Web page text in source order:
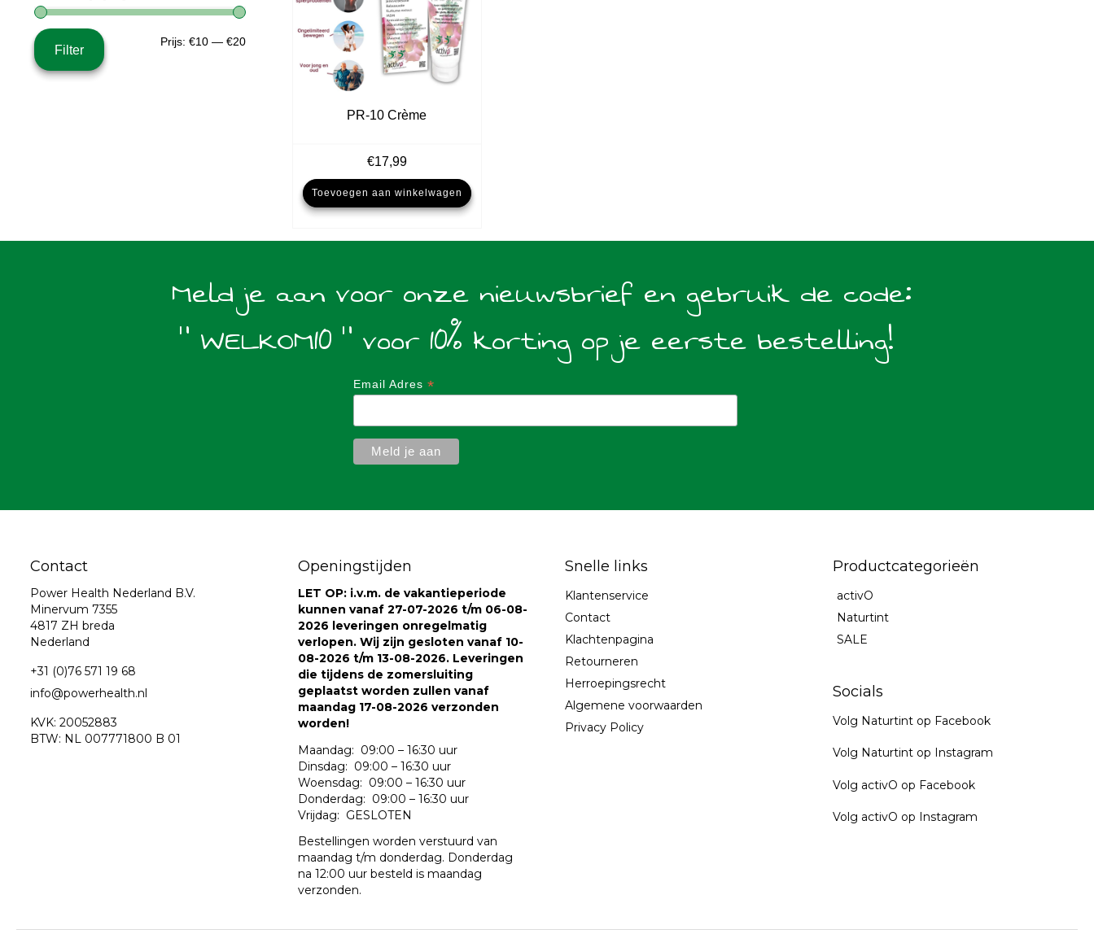
Min.
Max.
Filter
Prijs: €10— €20
PR-10 Crème
€17,99
Toevoegen aan winkelwagen
Meld je aan voor onze nieuwsbrief en gebruik de code:
" WELKOM10 " voor 10% korting op je eerste bestelling!
Email Adres *
Contact
Power Health Nederland B.V.
Minervum 7355
4817 ZH breda
Nederland
+31 (0)76 571 19 68
info@powerhealth.nl
KVK: 20052883
BTW: NL 007771800 B 01
Openingstijden
LET OP: i.v.m. de vakantieperiode
kunnen vanaf 27-07-2026 t/m 06-08-
2026 leveringen onregelmatig
verlopen. Wij zijn gesloten vanaf 10-
08-2026 t/m 13-08-2026. Leveringen
die tijdens de zomersluiting
geplaatst worden zullen vanaf
maandag 17-08-2026 verzonden
worden!
Maandag: 09:00 – 16:30 uur
Dinsdag: 09:00 – 16:30 uur
Woensdag: 09:00 – 16:30 uur
Donderdag: 09:00 – 16:30 uur
Vrijdag: GESLOTEN
Bestellingen worden verstuurd van
maandag t/m donderdag. Donderdag
na 12:00 uur besteld is maandag
verzonden.
Snelle links
Klantenservice
Contact
Klachtenpagina
Retourneren
Herroepingsrecht
Algemene voorwaarden
Privacy Policy
Productcategorieën
activO
Naturtint
SALE
Socials
Volg Naturtint op Facebook
Volg Naturtint op Instagram
Volg activO op Facebook
Volg activO op Instagram